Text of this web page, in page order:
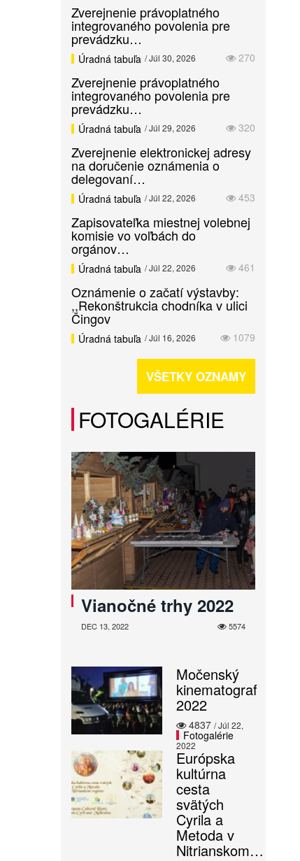
Zverejnenie právoplatného
integrovaného povolenia pre
prevádzku…
270
Úradná tabuľa / Júl 30, 2026
Zverejnenie právoplatného
integrovaného povolenia pre
prevádzku…
320
Úradná tabuľa / Júl 29, 2026
Zverejnenie elektronickej adresy
na doručenie oznámenia o
delegovaní…
453
Úradná tabuľa / Júl 22, 2026
Zapisovateľka miestnej volebnej
komisie vo voľbách do
orgánov…
461
Úradná tabuľa / Júl 22, 2026
Oznámenie o začatí výstavby:
,,Rekonštrukcia chodníka v ulici
Čingov
1079
Úradná tabuľa / Júl 16, 2026
VŠETKY OZNAMY
FOTOGALÉRIE
Vianočné trhy 2022
5574
DEC 13, 2022
Močenský
kinematograf
2022
4837
Fotogalérie
/ Júl 22,
2022
Európska
kultúrna
cesta
svätých
Cyrila a
Metoda v
Nitrianskom…